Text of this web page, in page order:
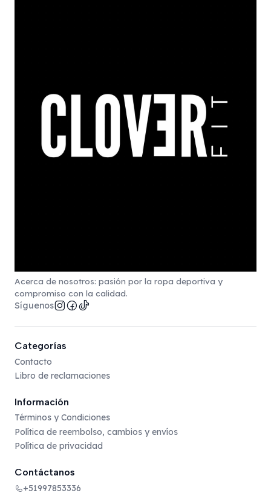
Acerca de nosotros: pasión por la ropa deportiva y
compromiso con la calidad.
Síguenos
Categorías
Contacto
Libro de reclamaciones
Información
Términos y Condiciones
Política de reembolso, cambios y envíos
Política de privacidad
Contáctanos
+51997853336